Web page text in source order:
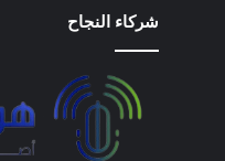
شركاء النجاح